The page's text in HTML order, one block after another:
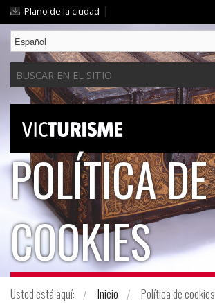
Plano de la ciudad |
Buscar
DESCUBRIR VIC
PROPUESTAS PARA TODOS
GASTRONOMIA / ALOJAMIENTO
GUÍA PRÁCTICA
POLÍTICA DE
COOKIES
Usted está aquí: Inicio Política de cookies